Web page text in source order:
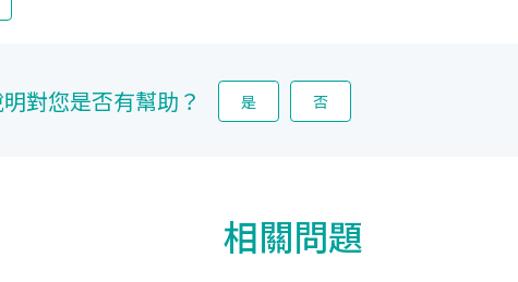
對您是否有幫助？ 是 否
相關問題